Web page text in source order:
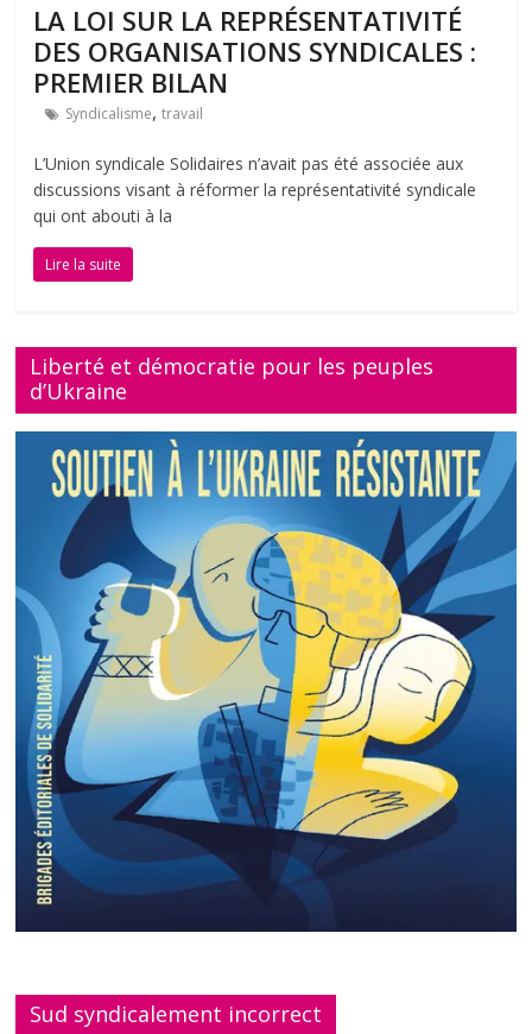
LA LOI SUR LA REPRÉSENTATIVITÉ
DES ORGANISATIONS SYNDICALES :
PREMIER BILAN
Syndicalisme,travail
L’Union syndicale Solidaires n’avait pas été associée aux
discussions visant à réformer la représentativité syndicale
qui ont abouti à la
Lire la suite
Liberté et démocratie pour les peuples
d’Ukraine
Sud syndicalement incorrect